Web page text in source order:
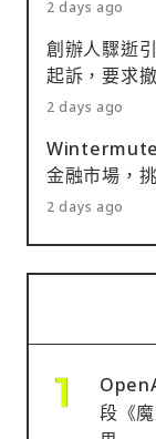
2 days ago
創辦人驟逝
起訴，要求
2 days ago
Wintermute
金融市場，
2 days ago
段《